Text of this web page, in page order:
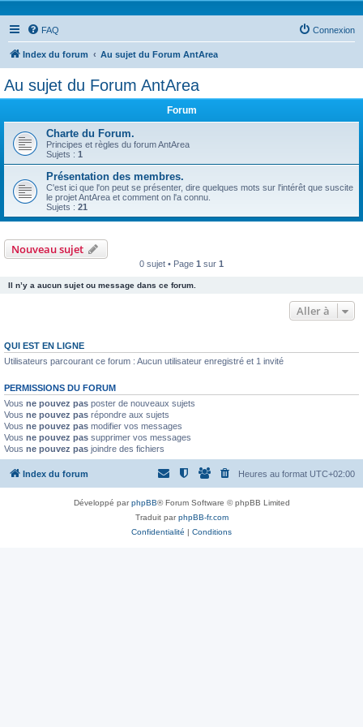
FAQ Connexion
Index du forum Au sujet du Forum AntArea
Au sujet du Forum AntArea
Forum
Charte du Forum.
Principes et règles du forum AntArea
Sujets : 1
Présentation des membres.
C'est ici que l'on peut se présenter, dire quelques mots sur l'intérêt que suscite
le projet AntArea et comment on l'a connu.
Sujets : 21
Nouveau sujet
0 sujet • Page 1 sur 1
Il n’y a aucun sujet ou message dans ce forum.
Aller à
QUI EST EN LIGNE
Utilisateurs parcourant ce forum : Aucun utilisateur enregistré et 1 invité
PERMISSIONS DU FORUM
Vous ne pouvez pas poster de nouveaux sujets
Vous ne pouvez pas répondre aux sujets
Vous ne pouvez pas modifier vos messages
Vous ne pouvez pas supprimer vos messages
Vous ne pouvez pas joindre des fichiers
Index du forum Heures au format UTC+02:00
Développé parphpBB® Forum Software © phpBB Limited
Traduit parphpBB-fr.com
Confidentialité | Conditions